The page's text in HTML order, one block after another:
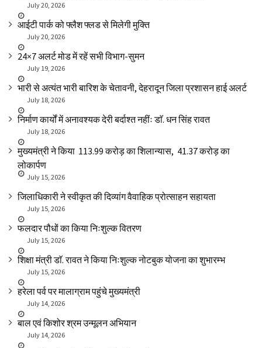
July 20, 2026
आईटी पार्क को फ्लैश फ्लड से मिलेगी मुक्ति
July 20, 2026
24×7 अलर्ट मोड में रहें सभी विभाग-सुमन
July 19, 2026
भारी से अत्यंत भारी बारिश के चेतावनी, देहरादून जिला प्रशासन हाई अलर्ट
July 18, 2026
निर्माण कार्यों में अनावश्यक देरी बर्दाश्त नहींः डाॅ. धन सिंह रावत
July 18, 2026
मुख्यमंत्री ने किया ₹ 113.99 करोड़ का शिलान्यास, ₹ 41.37 करोड़ का
लोकार्पण
July 15, 2026
जिलाधिकारी ने स्वीकृत की दिव्यांग वैवाहिक प्रोत्साहन सहायता
July 15, 2026
फलदार पौधों का किया निःशुल्क वितरण
July 15, 2026
शिक्षा मंत्री डाॅ. रावत ने किया निःशुल्क नोटबुक योजना का शुभारम्भ
July 15, 2026
हरेला पर्व पर मालाग्राम पहुंचे मुख्यमंत्री
July 14, 2026
बाल एवं किशोर श्रम उन्मूलन अभियान
July 14, 2026